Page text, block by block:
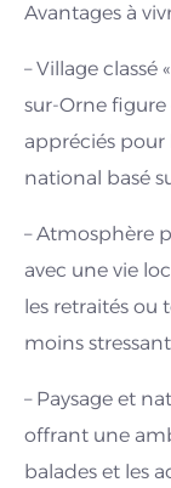
Avantages à
– Village classé
sur-Orne figure
appréciés pour
national basé
– Atmosphère
avec une vie
les retraités
moins
– Paysage et
offrant une
balades et les